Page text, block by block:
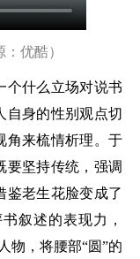
优酷）
什么立场对说书
自身的性别观点切
角来梳情析理。于
要坚持传统，强调
鉴老生花脸变成了
叙述的表现力，
物，将腰部“圆”的